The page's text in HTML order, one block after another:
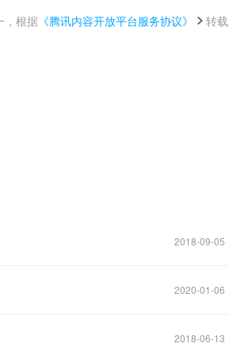
，根据 《腾讯内容开放平台服务协议》
转
2018-09-05
2020-01-06
2018-06-13